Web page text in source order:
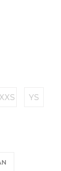
XXS YS